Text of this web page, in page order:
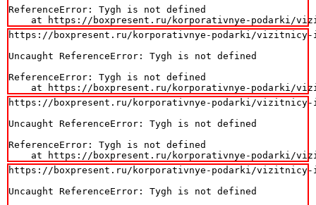
ReferenceError: Tygh is not defined
at https://boxpresent.ru/korporativnye-podarki/
https://boxpresent.ru/korporativnye-podarki/vizitnicy-
Uncaught ReferenceError: Tygh is not defined
ReferenceError: Tygh is not defined
at https://boxpresent.ru/korporativnye-podarki/
https://boxpresent.ru/korporativnye-podarki/vizitnicy-
Uncaught ReferenceError: Tygh is not defined
ReferenceError: Tygh is not defined
at https://boxpresent.ru/korporativnye-podarki/
https://boxpresent.ru/korporativnye-podarki/vizitnicy-
Uncaught ReferenceError: Tygh is not defined